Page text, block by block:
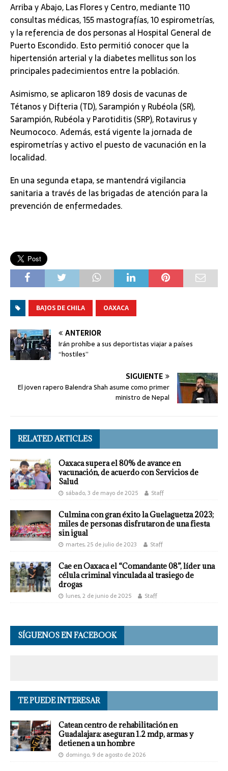
Arriba y Abajo, Las Flores y Centro, mediante 110
consultas médicas, 155 mastografías, 10 espirometrías,
y la referencia de dos personas al Hospital General de
Puerto Escondido. Esto permitió conocer que la
hipertensión arterial y la diabetes mellitus son los
principales padecimientos entre la población.
Asimismo, se aplicaron 189 dosis de vacunas de
Tétanos y Difteria (TD), Sarampión y Rubéola (SR),
Sarampión, Rubéola y Parotiditis (SRP), Rotavirus y
Neumococo. Además, está vigente la jornada de
espirometrías y activo el puesto de vacunación en la
localidad.
En una segunda etapa, se mantendrá vigilancia
sanitaria a través de las brigadas de atención para la
prevención de enfermedades.
BAJOS DE CHILA OAXACA
ANTERIOR
Irán prohíbe a sus deportistas viajar a países
“hostiles”
SIGUIENTE
El joven rapero Balendra Shah asume como primer
ministro de Nepal
RELATED ARTICLES
Oaxaca supera el 80% de avance en
vacunación, de acuerdo con Servicios de
Salud
sábado, 3 de mayo de 2025 Staff
Culmina con gran éxito la Guelaguetza 2023;
miles de personas disfrutaron de una fiesta
sin igual
martes, 25 de julio de 2023 Staff
Cae en Oaxaca el “Comandante 08”, líder una
célula criminal vinculada al trasiego de
drogas
lunes, 2 de junio de 2025 Staff
SÍGUENOS EN FACEBOOK
TE PUEDE INTERESAR
Catean centro de rehabilitación en
Guadalajara: aseguran 1.2 mdp, armas y
detienen a un hombre
domingo, 9 de agosto de 2026